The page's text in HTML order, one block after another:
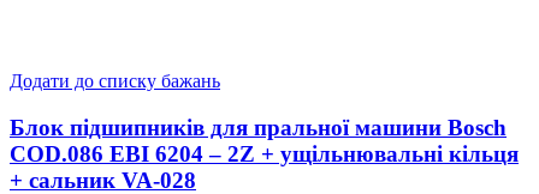
Додати до списку бажань
Блок підшипників для пральної машини Bosch
COD.086 EBI 6204 – 2Z + ущільнювальні кільця
+ сальник VA-028